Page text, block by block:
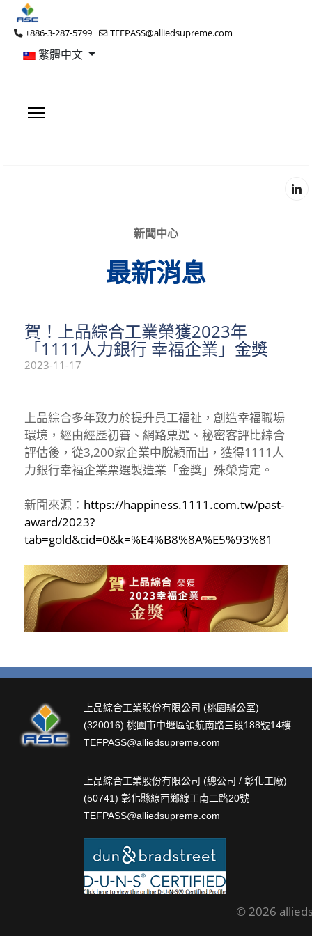
+886-3-287-5799 TEFPASS@alliedsupreme.com
繁體中文
新聞中心
最新消息
賀！上品綜合工業榮獲2023年
「1111人力銀行 幸福企業」金獎
2023-11-17
上品綜合多年致力於提升員工福祉，創造幸福職場
環境，經由經歷初審、網路票選、秘密客評比綜合
評估後，從3,200家企業中脫穎而出，獲得1111人
力銀行幸褔企業票選製造業「金獎」殊榮肯定。
新聞來源： https://happiness.1111.com.tw/past-
award/2023?
tab=gold&cid=0&k=%E4%B8%8A%E5%93%81
上品綜合工業股份有限公司 (桃園辦公室)
(320016) 桃園市中壢區領航南路三段188號14樓
TEFPASS@alliedsupreme.com
上品綜合工業股份有限公司 (總公司 / 彰化工廠)
(50741) 彰化縣線西鄉線工南二路20號
TEFPASS@alliedsupreme.com
© 2026